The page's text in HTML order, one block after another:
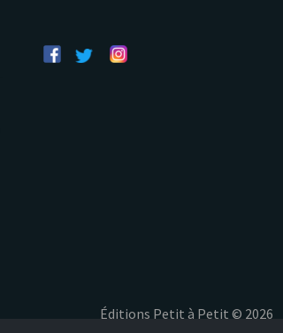
Éditions Petit à Petit © 2026